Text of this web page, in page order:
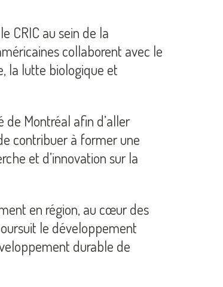
CRIC au sein de la
collaborent avec le
la lutte biologique et
de Montréal afin d’aller
contribuer à former une
et d’innovation sur la
en région, au cœur des
le développement
durable de